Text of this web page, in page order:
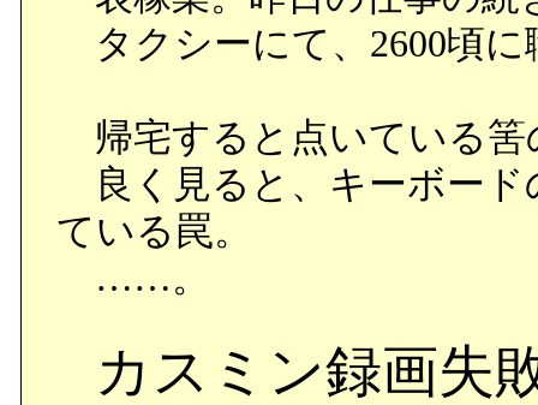
タクシーにて、2600頃に
帰宅すると点いている筈
良く見ると、キーボード
ている罠。
……。
カスミン録画失